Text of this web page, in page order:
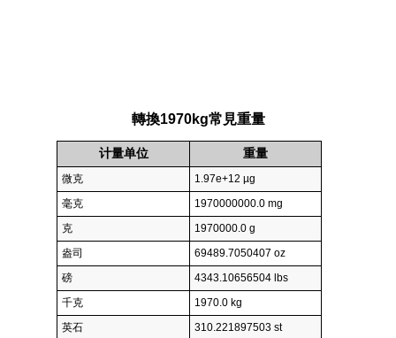
轉換1970kg常見重量
计量单位 重量
微克
1.97e+12 µg
毫克
1970000000.0 mg
克
1970000.0 g
盎司
69489.7050407 oz
磅
4343.10656504 lbs
千克
1970.0 kg
英石
310.221897503 st